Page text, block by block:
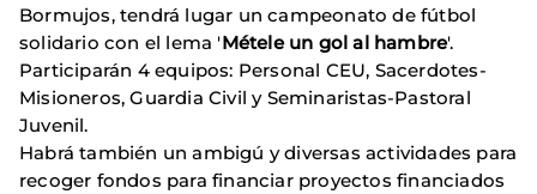
Bormujos, tendrá lugar un campeonato de fútbol
solidario con el lema 'Métele un gol al hambre'.
Participarán 4 equipos: Personal CEU, Sacerdotes-
Misioneros, Guardia Civil y Seminaristas-Pastoral
Juvenil.
Habrá también un ambigú y diversas actividades para
recoger fondos para financiar proyectos financiados